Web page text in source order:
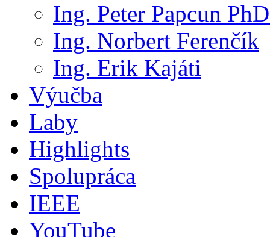
Ing. Peter Papcun
Ing. Norbert Ferenčík
Ing. Erik Kajáti
Výučba
Laby
Highlights
Spolupráca
IEEE
YouTube